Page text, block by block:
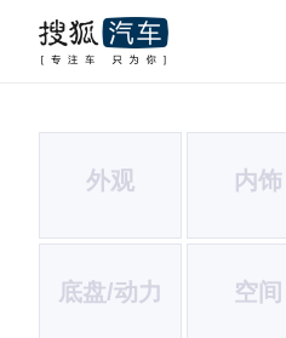
外观 内饰
底盘/动力 空间